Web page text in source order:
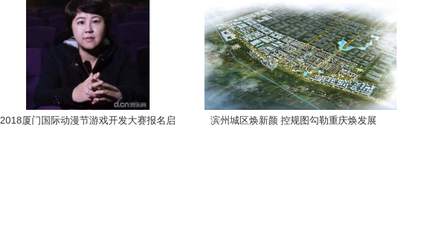
2018厦门国际动漫节游戏开发大赛报名启
滨州城区焕新颜 控规图勾勒重庆焕发展